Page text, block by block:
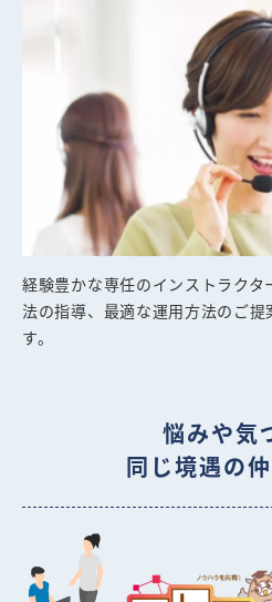
経験豊かな専任のインストラクタ
法の指導、最適な運用方法のご提
す。
悩みや気
同じ境遇の